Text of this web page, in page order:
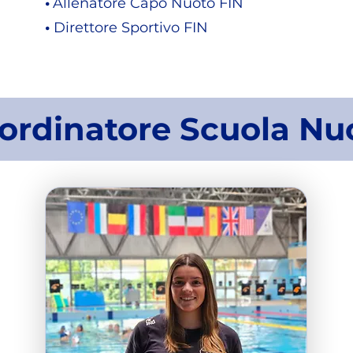
​• Direttore Sportivo FIN
Scuola